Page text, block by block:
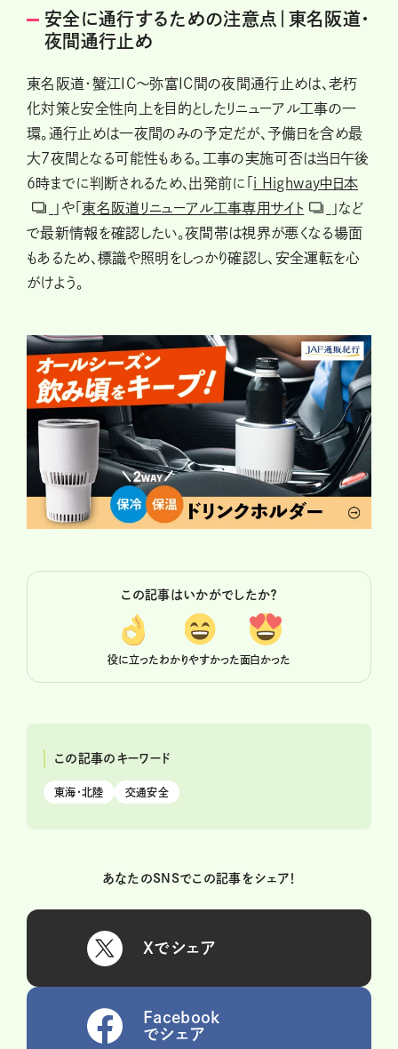
安全に通行するための注意点｜東名阪道・
夜間通行止め
東名阪道・蟹江IC〜弥富IC間の夜間通行止めは、老朽
化対策と安全性向上を目的としたリニューアル工事の一
環。通行止めは一夜間のみの予定だが、予備日を含め最
大7夜間となる可能性もある。工事の実施可否は当日午後
6時までに判断されるため、出発前に「 i Highway中日本
」や「東名阪道リニューアル工事専用サイト
」など
で最新情報を確認したい。夜間帯は視界が悪くなる場面
もあるため、標識や照明をしっかり確認し、安全運転を心
がけよう。
この記事はいかがでしたか？
役に立ったわかりやすかった面白かった
この記事のキーワード
東海・北陸 交通安全
あなたのSNSでこの記事をシェア！
Xでシェア
Facebook
でシェア